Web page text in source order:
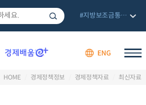
ENG
#지방보조금통합관리망
HOME 경제정책정보 경제정책자료 최신자료